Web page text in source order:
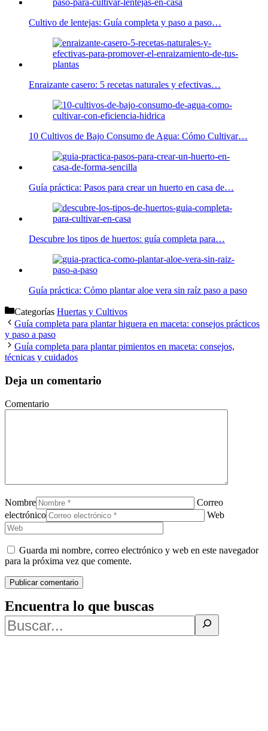
Cultivo de lentejas: Guía completa y paso a paso…
Enraizante casero: 5 recetas naturales y efectivas…
10 Cultivos de Bajo Consumo de Agua: Cómo Cultivar…
Guía práctica: Pasos para crear un huerto en casa de…
Descubre los tipos de huertos: guía completa para…
Guía práctica: Cómo plantar aloe vera sin raíz paso a paso
Categorías Huertas y Cultivos
Guía completa para plantar higuera en maceta: consejos prácticos
y paso a paso
Guía completa para plantar pimientos en maceta: consejos,
técnicas y cuidados
Deja un comentario
Comentario
Nombre
Correo
electrónico
Web
Guarda mi nombre, correo electrónico y web en este navegador
para la próxima vez que comente.
Encuentra lo que buscas